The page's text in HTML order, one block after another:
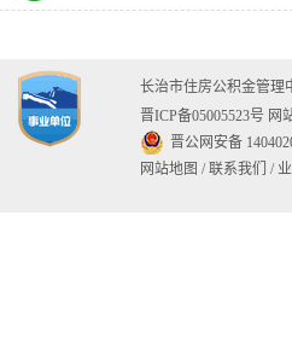
长治市住房公积金管
晋ICP备05005523号 网
晋公网安备
网站地图 / 联系我们 /